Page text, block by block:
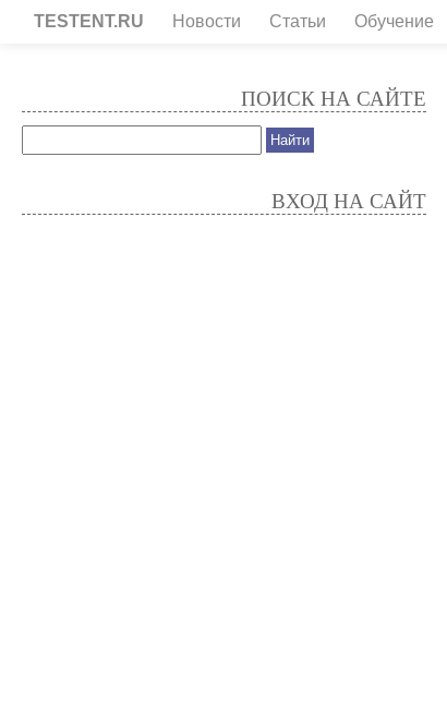
TESTENT.RU Новости Статьи Обучение
ПОИСК НА САЙТЕ
ВХОД НА САЙТ